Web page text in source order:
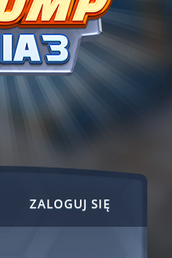
ZALOGUJ SIĘ